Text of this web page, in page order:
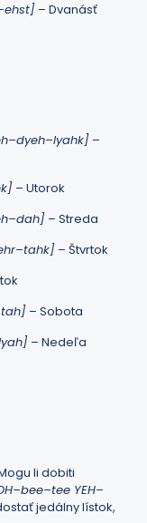
– Dvanásť
–
– Utorok
– Streda
– Štvrtok
– Sobota
– Nedeľa
li dobiti
YEH–
jedálny lístok,